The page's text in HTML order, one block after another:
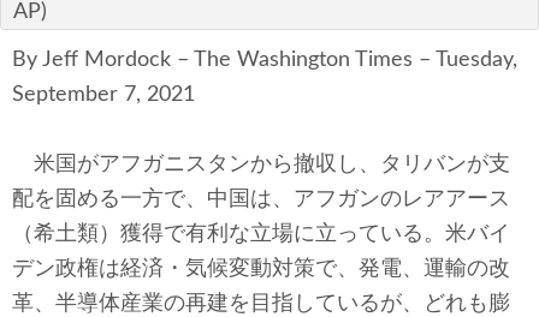
航空宇宙・防衛
国境・移民政策
テクノロジー
コメンタリー
AP)
By Jeff Mordock – The Washington Times – Tuesday,
September 7, 2021
米国がアフガニスタンから撤収し、タリバンが支
配を固める一方で、中国は、アフガンのレアアース
（希土類）獲得で有利な立場に立っている。米バイ
デン政権は経済・気候変動対策で、発電、運輸の改
革、半導体産業の再建を目指しているが、どれも膨